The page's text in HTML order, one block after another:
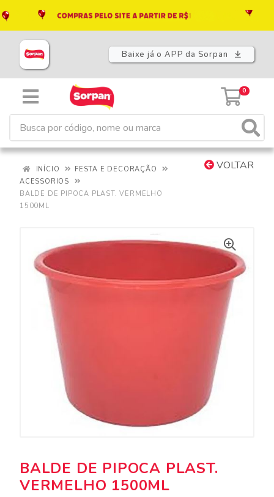
Baixe já o APP da Sorpan
0
VOLTAR
INÍCIO
FESTA E DECORAÇÃO
ACESSORIOS
BALDE DE PIPOCA PLAST. VERMELHO
1500ML
BALDE DE PIPOCA PLAST.
VERMELHO 1500ML